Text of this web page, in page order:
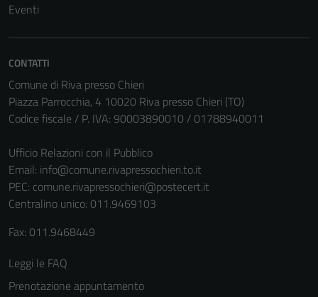
Eventi
CONTATTI
Comune di Riva presso Chieri
Piazza Parrocchia, 4 10020 Riva presso Chieri (TO)
Codice fiscale / P. IVA: 90003890010 / 01788940011
Ufficio Relazioni con il Pubblico
Email: info@comune.rivapressochieri.to.it
PEC: comune.rivapressochieri@postecert.it
Centralino unico: 011.9469103
Fax: 011.9468449
Leggi le FAQ
Prenotazione appuntamento